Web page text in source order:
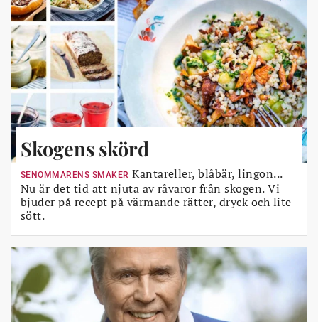
Skogens skörd
SENOMMARENS SMAKER Kantareller, blåbär, lingon...
Nu är det tid att njuta av råvaror från skogen. Vi
bjuder på recept på värmande rätter, dryck och lite
sött.